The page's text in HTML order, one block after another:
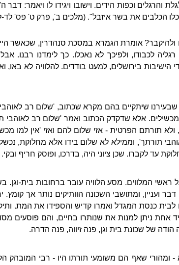
והרגלים וכפות הידים. וישובו ויגידו לו ויאמר:
הכלבים את בשר איזבל". (מלכים ב', פרק ט' פס' לד-
ולהיקבר? אומרת הגמרא במסכת סנהדרין, שכאשר
לכבודו, ולפיכך לא נאכלו. כך לימדנו רבנו.
בירושלים, למעט בודדים. להלוויה לא באו,
שיתקיים בהם מקרא שכתוב, 'שלום רב לאוהבי
אלא שדקדק הכתוב ואמר 'שלום רב לאוהבי
תורתם הפרטית - אזי שלום להם ואזי 'אין למו
תורתך', וממילא לא שלום בידו אלא מחלוקת,
לקברו. שכן ציוני היה, בדרכו, ופוסק חריף ובקי.
המלווים. מסע הלוויה עובר ברחובות בית-וגן.
ועניין, ומתושבי השכונה הוותיקים נותר אך
כנסת המגדל ואמרו קדיש והספידו את המת.
אחת ניתן למנות את שנותרו בחיים, והם פוסעים
הודה של שכונת בית וגן, פנה זיווה, פנה הדרה.
שאף הם משומעי תורתו היו - רבי המובהק